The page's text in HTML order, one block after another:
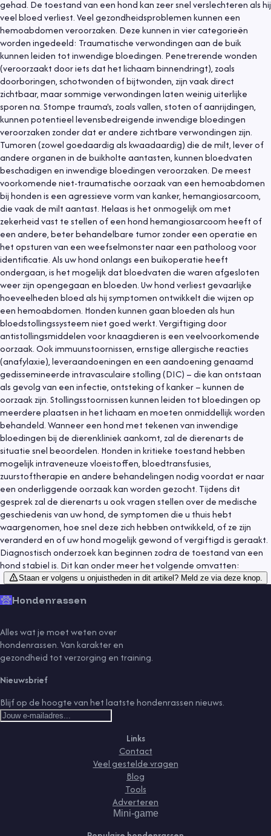
gehad. De toestand van een hond kan zeer snel verslechteren als hij
veel bloed verliest. Veel gezondheidsproblemen kunnen een
hemoabdomen veroorzaken. Deze kunnen in vier categorieën
worden ingedeeld: Traumatische verwondingen aan de buik
kunnen leiden tot inwendige bloedingen. Penetrerende wonden
(veroorzaakt door iets dat het lichaam binnendringt), zoals
doorboringen, schotwonden of bijtwonden, zijn vaak direct
zichtbaar, maar sommige verwondingen laten weinig uiterlijke
sporen na. Stompe trauma's, zoals vallen, stoten of aanrijdingen,
kunnen potentieel levensbedreigende inwendige bloedingen
veroorzaken zonder dat er andere zichtbare verwondingen zijn.
Tumoren (zowel goedaardig als kwaadaardig) die de milt, lever of
andere organen in de buikholte aantasten, kunnen bloedvaten
beschadigen en inwendige bloedingen veroorzaken. De meest
voorkomende niet-traumatische oorzaak van een hemoabdomen
bij honden is een agressieve vorm van kanker, hemangiosarcoom,
die vaak de milt aantast. Helaas is het onmogelijk om met
zekerheid vast te stellen of een hond hemangiosarcoom heeft of
een andere, beter behandelbare tumor zonder een operatie en
het opsturen van een weefselmonster naar een patholoog voor
identificatie. Als uw hond onlangs een buikoperatie heeft
ondergaan, is het mogelijk dat bloedvaten die waren afgesloten
weer zijn opengegaan en bloeden. Uw hond verliest gevaarlijke
hoeveelheden bloed als hij symptomen ontwikkelt die wijzen op
een hemoabdomen. Honden kunnen gaan bloeden als hun
bloedstollingssysteem niet goed werkt. Vergiftiging door
antistollingsmiddelen voor knaagdieren is een veelvoorkomende
oorzaak. Ook immuunstoornissen, ernstige allergische reacties
(anafylaxie), leveraandoeningen en een aandoening genaamd
gedissemineerde intravasculaire stolling (DIC) – die kan ontstaan
als gevolg van een infectie, ontsteking of kanker – kunnen de
oorzaak zijn. Stollingsstoornissen kunnen leiden tot bloedingen op
meerdere plaatsen in het lichaam en moeten onmiddellijk worden
behandeld. Wanneer een hond met tekenen van inwendige
bloedingen bij de dierenkliniek aankomt, zal de dierenarts de
situatie snel beoordelen. Honden in kritieke toestand hebben
mogelijk intraveneuze vloeistoffen, bloedtransfusies,
zuurstoftherapie en andere behandelingen nodig voordat er naar
een onderliggende oorzaak kan worden gezocht. Tijdens dit
gesprek zal de dierenarts u ook vragen stellen over de medische
geschiedenis van uw hond, de symptomen die u thuis hebt
waargenomen, hoe snel deze zich hebben ontwikkeld, of ze zijn
veranderd en of uw hond mogelijk gewond of vergiftigd is geraakt.
Diagnostisch onderzoek kan beginnen zodra de toestand van een
hond stabiel is. Dit kan onder meer het volgende omvatten:
Staan er volgens u onjuistheden in dit artikel? Meld ze via deze knop.
Hondenrassen
Alles wat je moet weten over
hondenrassen. Van karakter en
gezondheid tot verzorging en training.
Nieuwsbrief
Blijf op de hoogte van het laatste hondenrassen nieuws.
Links
Contact
Veel gestelde vragen
Blog
Tools
Adverteren
Mini-game